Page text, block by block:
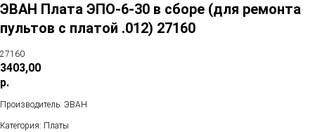
ЭВАН Плата ЭПО-6-30 в сборе (для ремонта
пультов с платой .012) 27160
27160
3403,00
р.
Производитель: ЭВАН
Категория: Платы